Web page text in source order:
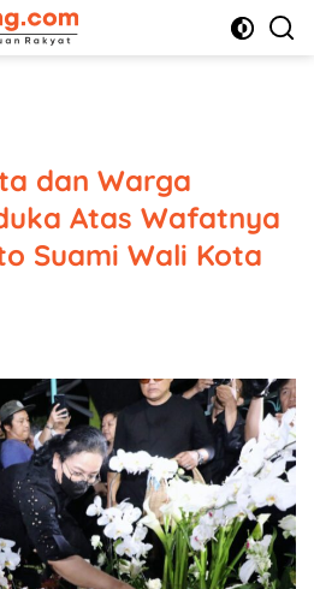
dan Warga
Atas Wafatnya
Suami Wali Kota